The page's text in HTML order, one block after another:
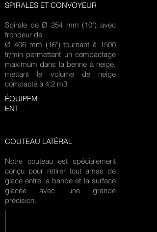
SPIRALES ET CONVOYEUR
Spirale de Ø 254 mm (10") avec
frondeur de
Ø 406 mm (16") tournant à 1500
tr/min permettant un compactage
maximum dans la benne à neige,
mettant le volume de neige
compacté à 4,2 m3
ÉQUIPEM
ENT
COUTEAU LATÉRAL
Notre couteau est spécialement
conçu pour retirer tout amas de
glace entre la bande et la surface
glacée avec une grande
précision.